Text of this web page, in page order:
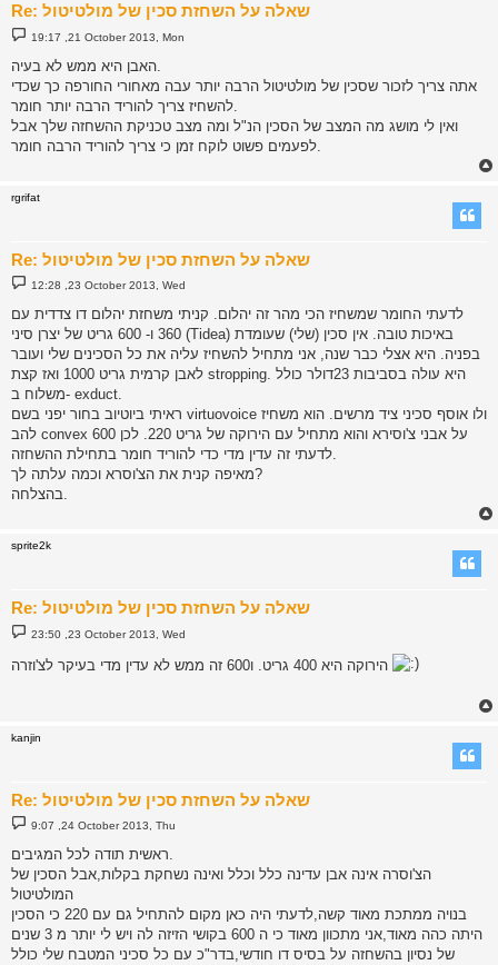
Re: שאלה על השחזת סכין של מולטיטול
P
o
t
19:17 ,21 October 2013, Mon
אתה צריך לזכור שסכין של מולטיטול הרבה יותר עבה מאחורי החורפה כך שכדי
ואין לי מושג מה המצב של הסכין הנ"ל ומה מצב טכניקת ההשחזה שלך אבל
rgrifat
Re: שאלה על השחזת סכין של מולטיטול
P
o
t
12:28 ,23 October 2013, Wed
לדעתי החומר שמשחיז הכי מהר זה יהלום. קניתי משחזת יהלום דו צדדית עם
360 ו- 600 גריט של יצרן סיני (Tidea) באיכות טובה. אין סכין (שלי) שעומדת
בפניה. היא אצלי כבר שנה, אני מתחיל להשחיז עליה את כל הסכינים שלי ועובר
לאבן קרמית גריט 1000 ואז קצת stropping. היא עולה בסביבות 23דולר כולל
משלוח ב- exduct.
ראיתי ביוטיוב בחור יפני בשם virtuovoice ולו אוסף סכיני ציד מרשים. הוא משחיז
להב convex על אבני צ'וסירא והוא מתחיל עם הירוקה של גריט 220. לכן 600
לדעתי זה עדין מדי כדי להוריד חומר בתחילת ההשחזה.
מאיפה קנית את הצ'וסרא וכמה עלתה לך?
בהצלחה.
sprite2k
Re: שאלה על השחזת סכין של מולטיטול
P
o
t
23:50 ,23 October 2013, Wed
kanjin
Re: שאלה על השחזת סכין של מולטיטול
P
o
t
9:07 ,24 October 2013, Thu
ראשית תודה לכל המגיבים.
הצ'וסרה אינה אבן עדינה כלל וכלל ואינה נשחקת בקלות,אבל הסכין של
המולטיטול
בנויה ממתכת מאוד קשה,לדעתי היה כאן מקום להתחיל גם עם 220 כי הסכין
היתה כהה מאוד,אני מתכוון מאוד כי ה 600 בקושי הזיזה לה ויש לי יותר מ 3 שנים
של נסיון בהשחזה על בסיס דו חודשי,בדר"כ עם כל סכיני המטבח שלי כולל